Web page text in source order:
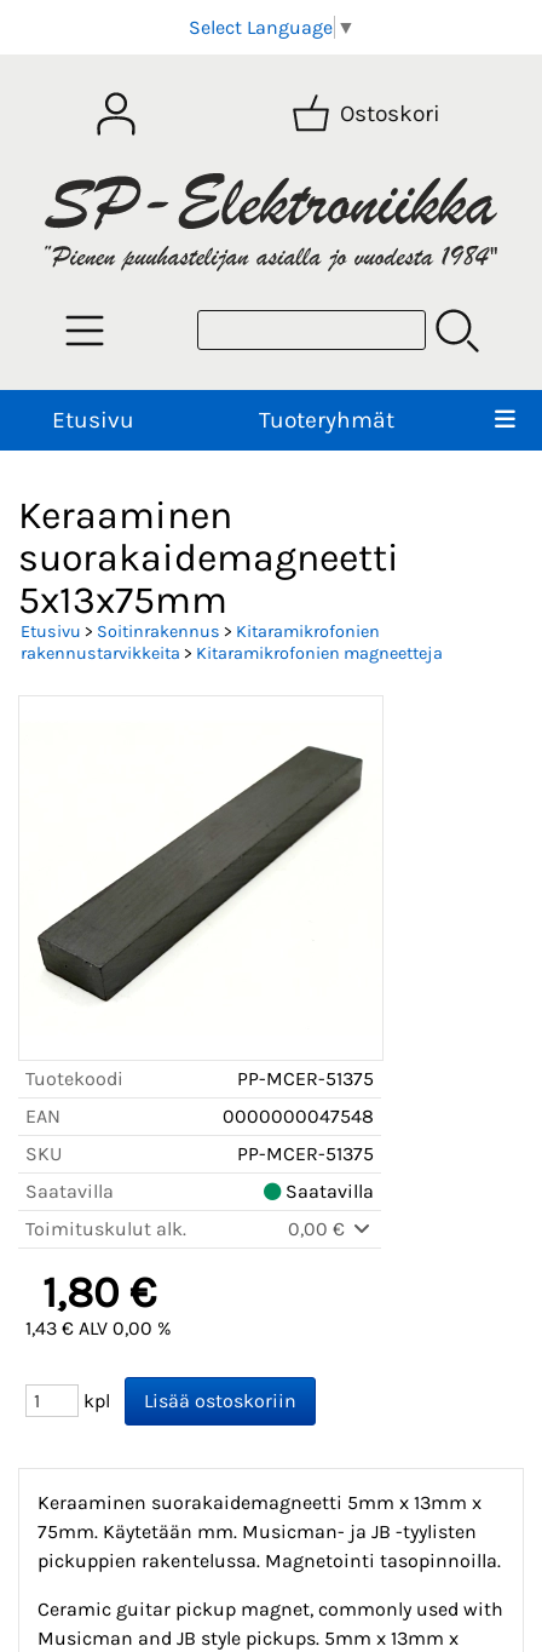
Select Language ▼
Ostoskori
Etusivu Tuoteryhmät
Keraaminen
suorakaidemagneetti
5x13x75mm
Etusivu > Soitinrakennus > Kitaramikrofonien
rakennustarvikkeita > Kitaramikrofonien magneetteja
Tuotekoodi
PP-MCER-51375
EAN
0000000047548
SKU
PP-MCER-51375
Saatavilla
Saatavilla
Toimituskulut alk.
0,00 €
1,80 €
1,43 € ALV 0,00 %
kpl
Keraaminen suorakaidemagneetti 5mm x 13mm x
75mm. Käytetään mm. Musicman- ja JB -tyylisten
pickuppien rakentelussa. Magnetointi tasopinnoilla.
Ceramic guitar pickup magnet, commonly used with
Musicman and JB style pickups. 5mm x 13mm x